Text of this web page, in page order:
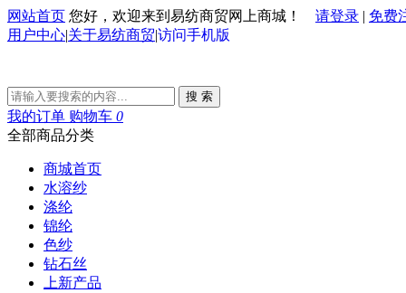
网站首页 您好，欢迎来到易纺商贸网上商城！ 请登录 | 免费
用户中心|关于易纺商贸|访问手机版
搜 索
我的订单 购物车 0
全部商品分类
商城首页
水溶纱
涤纶
锦纶
色纱
钻石丝
上新产品